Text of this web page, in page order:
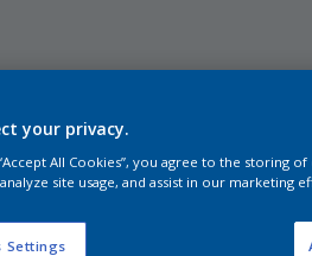
your privacy.
All Cookies”, you agree to the storing
site usage, and assist in our marketing
Settings